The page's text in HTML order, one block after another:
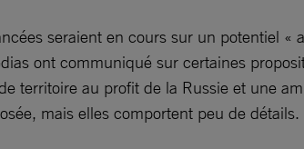
seraient en cours sur un potentiel
ont communiqué sur certaines
territoire au profit de la Russie et une
mais elles comportent peu de détails.